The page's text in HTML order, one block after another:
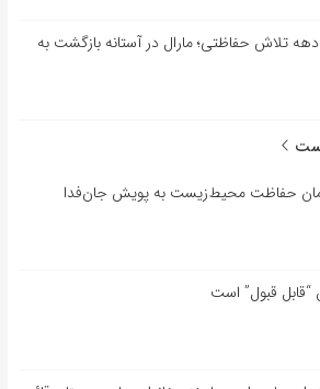
تلاش حفاظتی؛ مارال در آستانه بازگشت به
حفاظت محیط‌زیست به پویش جان‌فدا
“قابل قبول” است